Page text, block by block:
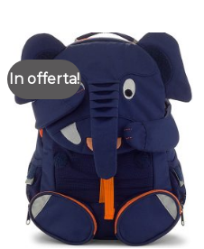
In offerta!